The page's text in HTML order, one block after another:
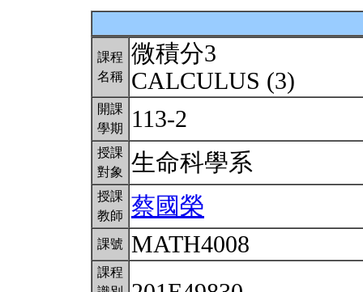
課程
名稱
微積分3
CALCULUS (3)
開課
學期
113-2
授課
對象
生命科學系
授課
教師
蔡國榮
課號 MATH4008
課程